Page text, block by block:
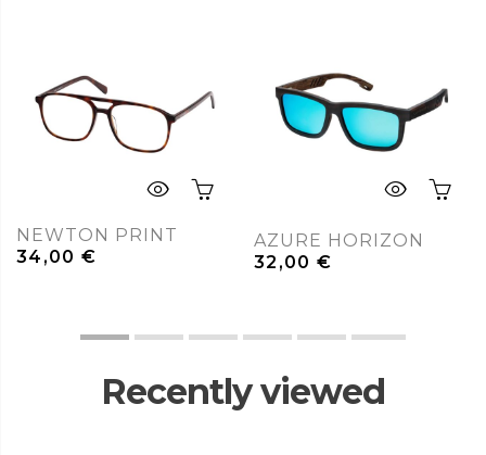
NEWTON PRINT
34,00€
AZURE HORIZON
32,00€
Recently viewed